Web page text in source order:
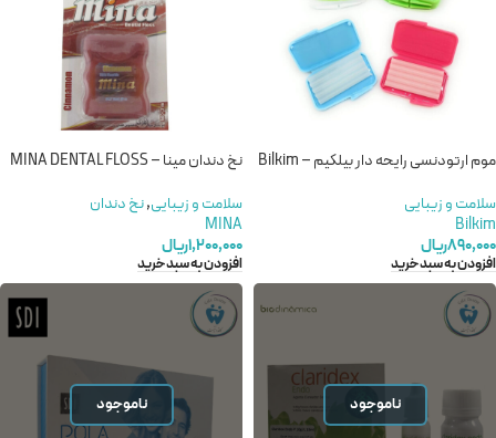
موم ارتودنسی رایحه دار بیلکیم – Bilkim
سلامت و زیبایی
Bilkim
۸۹۰,۰۰۰ریال
افزودن به سبد خرید
نخ دندان مینا – MINA DENTAL FLOSS
سلامت و زیبایی,نخ دندان
MINA
۱,۲۰۰,۰۰۰ریال
افزودن به سبد خرید
ناموجود ناموجود